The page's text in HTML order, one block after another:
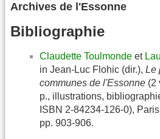
Archives de l'Essonne
Bibliographie
Claudette Toulmonde et
in Jean-Luc Flohic (dir.), Le
communes de l'Essonne (2
p., illustrations,
ISBN 2-84234-126-0),
pp. 903-906.